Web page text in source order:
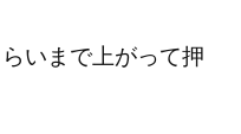
いまで上がって押